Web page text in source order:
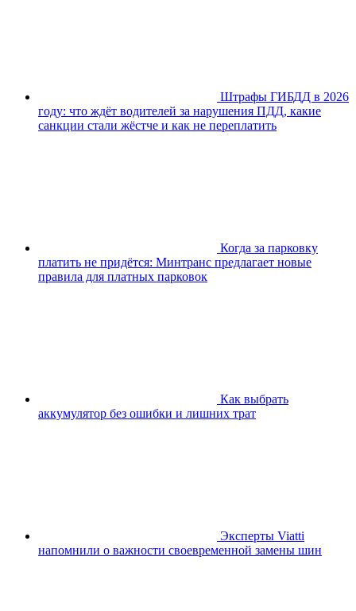
Штрафы ГИБДД в 2026
году: что ждёт водителей за нарушения ПДД, какие
санкции стали жёстче и как не переплатить
Когда за парковку
платить не придётся: Минтранс предлагает новые
правила для платных парковок
Как выбрать
аккумулятор без ошибки и лишних трат
Эксперты Viatti
напомнили о важности своевременной замены шин